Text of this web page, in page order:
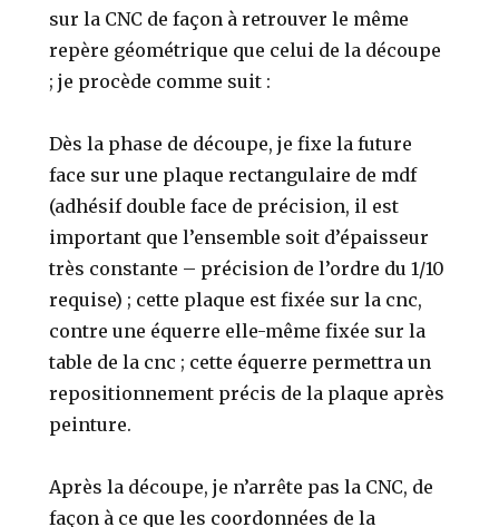
sur la CNC de façon à retrouver le même
repère géométrique que celui de la découpe
; je procède comme suit :
Dès la phase de découpe, je fixe la future
face sur une plaque rectangulaire de mdf
(adhésif double face de précision, il est
important que l’ensemble soit d’épaisseur
très constante – précision de l’ordre du 1/10
requise) ; cette plaque est fixée sur la cnc,
contre une équerre elle-même fixée sur la
table de la cnc ; cette équerre permettra un
repositionnement précis de la plaque après
peinture.
Après la découpe, je n’arrête pas la CNC, de
façon à ce que les coordonnées de la